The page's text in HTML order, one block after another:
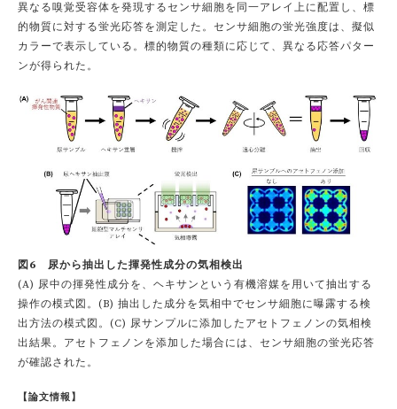
異なる嗅覚受容体を発現するセンサ細胞を同一アレイ上に配置し、標
的物質に対する蛍光応答を測定した。センサ細胞の蛍光強度は、擬似
カラーで表示している。標的物質の種類に応じて、異なる応答パター
ンが得られた。
図6 尿から抽出した揮発性成分の気相検出
(A) 尿中の揮発性成分を、ヘキサンという有機溶媒を用いて抽出する
操作の模式図。(B) 抽出した成分を気相中でセンサ細胞に曝露する検
出方法の模式図。(C) 尿サンプルに添加したアセトフェノンの気相検
出結果。アセトフェノンを添加した場合には、センサ細胞の蛍光応答
が確認された。
【論文情報】